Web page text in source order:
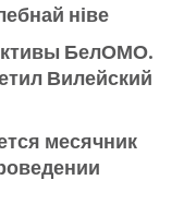
ніве
БелОМО.
Вилейский
месячник